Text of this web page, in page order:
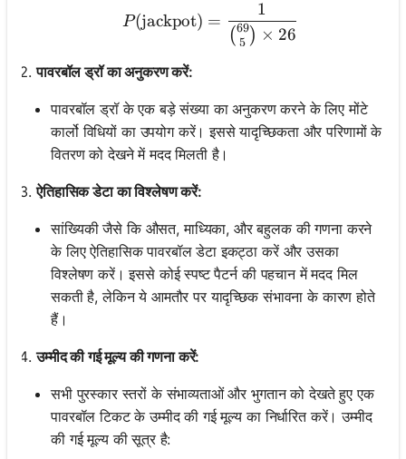
P(\text{jackpot}) =
P(jackpot) =
( 5
69) × 26
1
पावरबॉल ड्रॉ का अनुकरण करें:
पावरबॉल ड्रॉ के एक बड़े संख्या का अनुकरण करने के लिए मोंटे
कार्लो विधियों का उपयोग करें। इससे यादृच्छिकता और परिणामों के
वितरण को देखने में मदद मिलती है।
ऐतिहासिक डेटा का विश्लेषण करें:
सांख्यिकी जैसे कि औसत, माध्यिका, और बहुलक की गणना करने
के लिए ऐतिहासिक पावरबॉल डेटा इकट्ठा करें और उसका
विश्लेषण करें। इससे कोई स्पष्ट पैटर्न की पहचान में मदद मिल
सकती है, लेकिन ये आमतौर पर यादृच्छिक संभावना के कारण होते
हैं।
उम्मीद की गई मूल्य की गणना करें:
सभी पुरस्कार स्तरों के संभाव्यताओं और भुगतान को देखते हुए एक
पावरबॉल टिकट के उम्मीद की गई मूल्य का निर्धारित करें। उम्मीद
की गई मूल्य की सूत्र है: